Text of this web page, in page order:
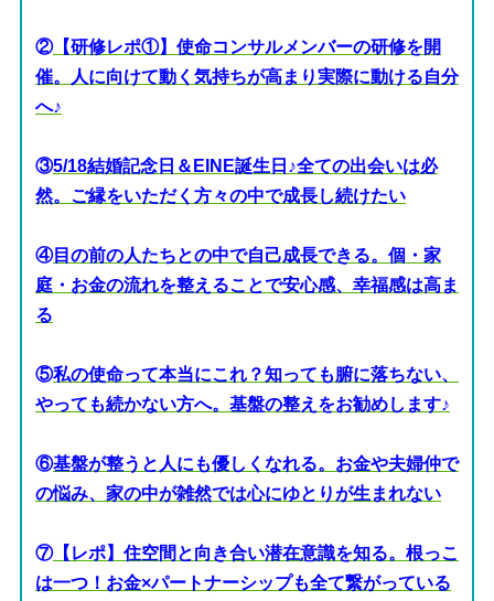
②【研修レポ①】使命コンサルメンバーの研修を開
催。人に向けて動く気持ちが高まり実際に動ける自分
へ♪
③5/18結婚記念日＆EINE誕生日♪全ての出会いは必
然。ご縁をいただく方々の中で成長し続けたい
④目の前の人たちとの中で自己成長できる。個・家
庭・お金の流れを整えることで安心感、幸福感は高ま
る
⑤私の使命って本当にこれ？知っても腑に落ちない、
やっても続かない方へ。基盤の整えをお勧めします♪
⑥基盤が整うと人にも優しくなれる。お金や夫婦仲で
の悩み、家の中が雑然では心にゆとりが生まれない
⑦【レポ】住空間と向き合い潜在意識を知る。根っこ
は一つ！お金×パートナーシップも全て繋がっている